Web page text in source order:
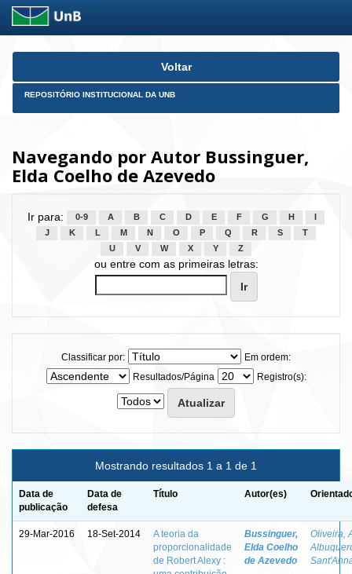
Skip
Voltar
REPOSITÓRIO INSTITUCIONAL DA UNB
Navegando por Autor Bussinguer,
Elda Coelho de Azevedo
Ir para: 0-9 A B C D E F G H
J
K L M N O P Q R S
T
U
V W X Y Z
ou entre com as primeiras letras:
Classificar por:
Em ordem:
Resultados/Página
Registro(s):
Mostrando resultados 1 a 1 de 1
Data de
publicação
Data de
defesa
Título Autor(es)
29-Mar-2016 18-Set-2014
A teoria da
proporcionalidade
de Robert Alexy :
Bussinguer,
Elda Coelho
de Azevedo
Oliveira,